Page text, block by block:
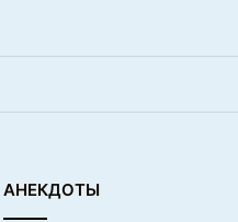
АНЕКДОТЫ